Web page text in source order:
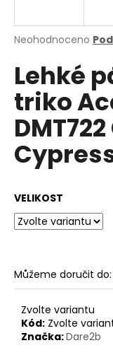
Průměrné
produktu
je
0,0
z
5
hvězdiček.
Neohodnoceno
Lehké
triko
VELIKOST
Můžeme doručit do:
Zvolte variantu
Kód: Zvolte
Značka:Dare2b
j
t
?
D
o
r
u
č
u